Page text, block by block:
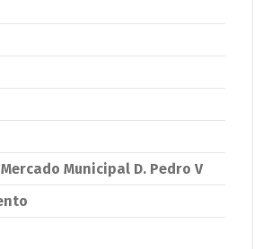
Municipal D. Pedro V